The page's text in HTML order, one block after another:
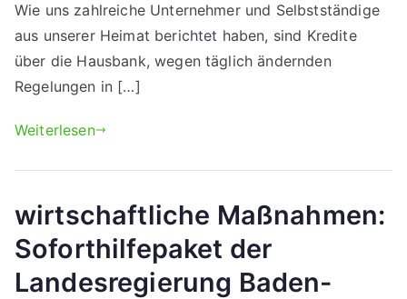
Wie uns zahlreiche Unternehmer und Selbstständige
aus unserer Heimat berichtet haben, sind Kredite
über die Hausbank, wegen täglich ändernden
Regelungen in […]
Weiterlesen
wirtschaftliche Maßnahmen:
Soforthilfepaket der
Landesregierung Baden-